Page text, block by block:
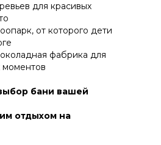
для красивых
от которого дети
фабрика для
моментов
бани вашей
отдыхом на